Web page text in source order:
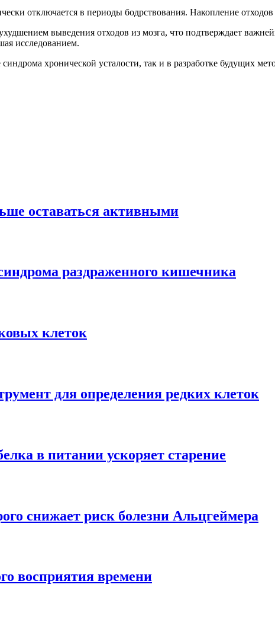
отключается в периоды бодрствования. Накопление
выведения отходов из мозга, что подтверждает
исследованием.
хронической усталости, так и в разработке будущих
оставаться активными
раздраженного кишечника
клеток
для определения редких клеток
в питании ускоряет старение
снижает риск болезни Альцгеймера
восприятия времени